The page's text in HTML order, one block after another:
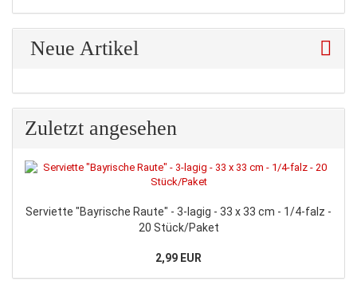
Neue Artikel
Zuletzt angesehen
Serviette "Bayrische Raute" - 3-lagig - 33 x 33 cm - 1/4-falz -
20 Stück/Paket
2,99 EUR